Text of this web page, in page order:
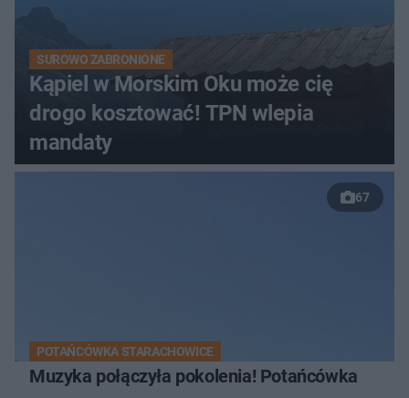
SUROWO ZABRONIONE
Kąpiel w Morskim Oku może cię
drogo kosztować! TPN wlepia
mandaty
67
POTAŃCÓWKA STARACHOWICE
Muzyka połączyła pokolenia! Potańcówka